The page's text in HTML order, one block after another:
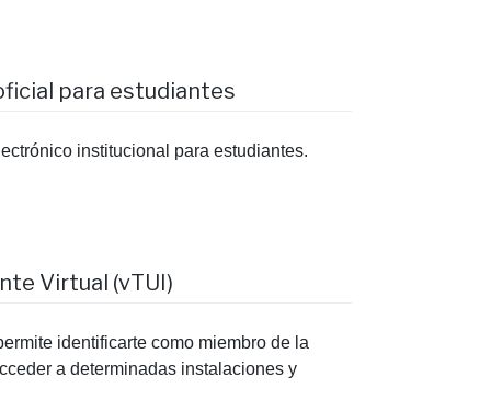
para estudiantes
institucional para estudiantes.
Virtual (vTUI)
identificarte como miembro de la
a determinadas instalaciones y